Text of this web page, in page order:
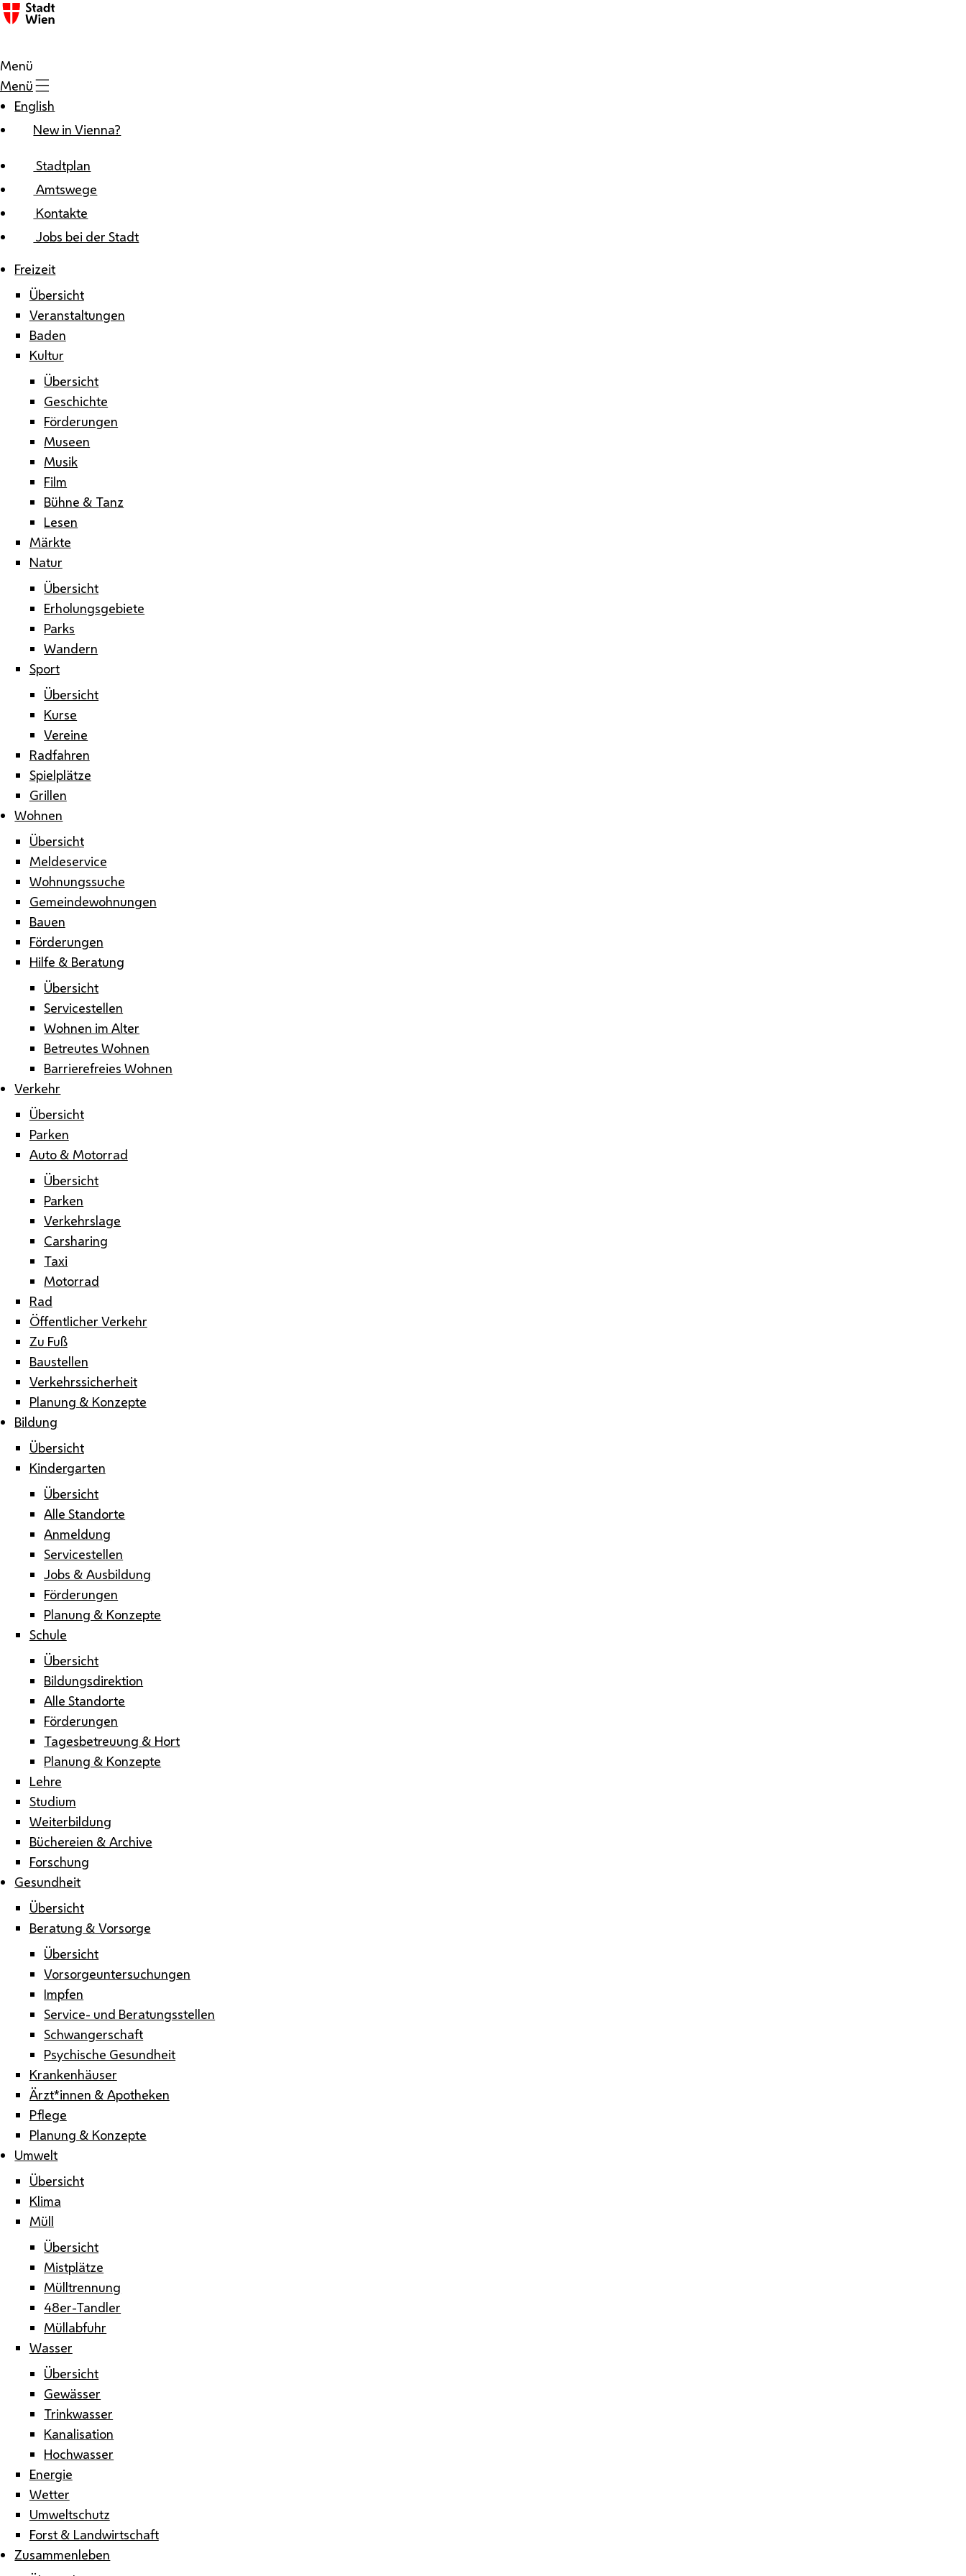
Zum Inhalt
Menü
Menü
English
New in Vienna?
Stadtplan
Amtswege
Kontakte
Jobs bei der Stadt
Freizeit
Übersicht
Veranstaltungen
Baden
Kultur
Übersicht
Geschichte
Förderungen
Museen
Musik
Film
Bühne & Tanz
Lesen
Märkte
Natur
Übersicht
Erholungsgebiete
Parks
Wandern
Sport
Übersicht
Kurse
Vereine
Radfahren
Spielplätze
Grillen
Wohnen
Übersicht
Meldeservice
Wohnungssuche
Gemeindewohnungen
Bauen
Förderungen
Hilfe & Beratung
Übersicht
Servicestellen
Wohnen im Alter
Betreutes Wohnen
Barrierefreies Wohnen
Verkehr
Übersicht
Parken
Auto & Motorrad
Übersicht
Parken
Verkehrslage
Carsharing
Taxi
Motorrad
Rad
Öffentlicher Verkehr
Zu Fuß
Baustellen
Verkehrssicherheit
Planung & Konzepte
Bildung
Übersicht
Kindergarten
Übersicht
Alle Standorte
Anmeldung
Servicestellen
Jobs & Ausbildung
Förderungen
Planung & Konzepte
Schule
Übersicht
Bildungsdirektion
Alle Standorte
Förderungen
Tagesbetreuung & Hort
Planung & Konzepte
Lehre
Studium
Weiterbildung
Büchereien & Archive
Forschung
Gesundheit
Übersicht
Beratung & Vorsorge
Übersicht
Vorsorgeuntersuchungen
Impfen
Service- und Beratungsstellen
Schwangerschaft
Psychische Gesundheit
Krankenhäuser
Ärzt*innen & Apotheken
Pflege
Planung & Konzepte
Umwelt
Übersicht
Klima
Müll
Übersicht
Mistplätze
Mülltrennung
48er-Tandler
Müllabfuhr
Wasser
Übersicht
Gewässer
Trinkwasser
Kanalisation
Hochwasser
Energie
Wetter
Umweltschutz
Forst & Landwirtschaft
Zusammenleben